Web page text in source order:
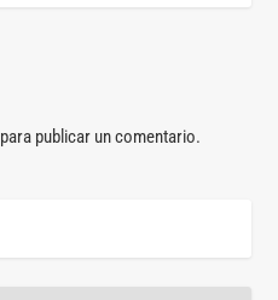
para publicar un comentario.